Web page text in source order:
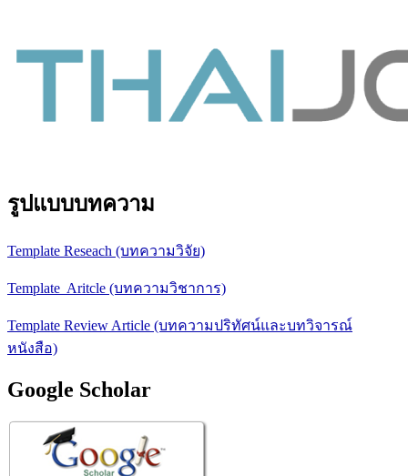
รูปแบบบทความ
Template Reseach (บทความวิจัย)
Template Aritcle (บทความวิชาการ)
Template Review Article (บทความปริทัศน์และบทวิจารณ์
หนังสือ)
Google Scholar